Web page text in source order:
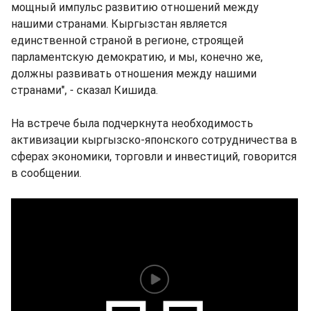
мощный импульс развитию отношений между
нашими странами. Кыргызстан является
единственной страной в регионе, строящей
парламентскую демократию, и мы, конечно же,
должны развивать отношения между нашими
странами", - сказал Кишида.
На встрече была подчеркнута необходимость
активизации кыргызско-японского сотрудничества в
сферах экономики, торговли и инвестиций, говорится
в сообщении.